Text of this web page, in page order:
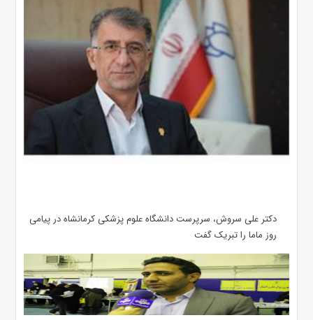
دکتر علی سروش، سرپرست دانشگاه علوم پزشکی کرمانشاه در پیامی
روز ماما را تبریک گفت